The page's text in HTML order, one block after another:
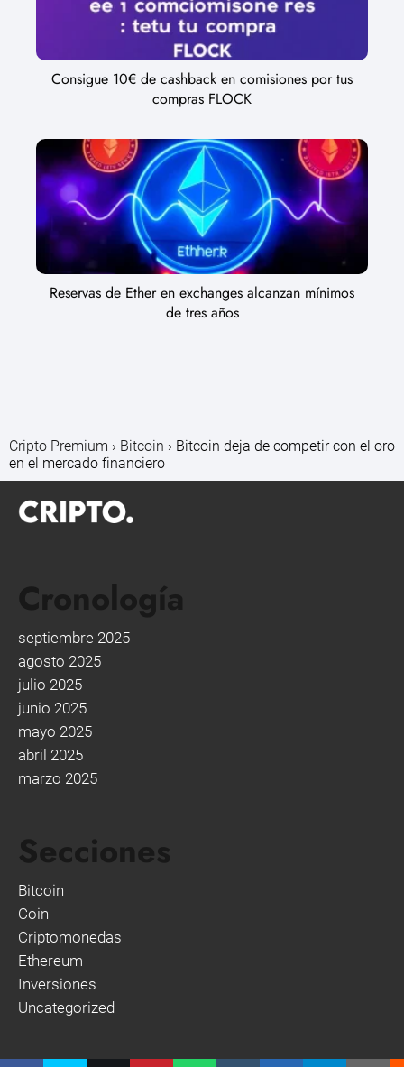
Consigue 10€ de cashback en comisiones por tus
compras FLOCK
Reservas de Ether en exchanges alcanzan mínimos
de tres años
Cripto Premium Bitcoin
Bitcoin deja de competir con el oro
en el mercado financiero
Cronología
septiembre 2025
agosto 2025
julio 2025
junio 2025
mayo 2025
abril 2025
marzo 2025
Secciones
Bitcoin
Coin
Criptomonedas
Ethereum
Inversiones
Uncategorized